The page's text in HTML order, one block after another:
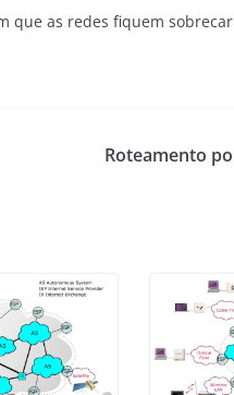
que as redes fiquem
Roteamento